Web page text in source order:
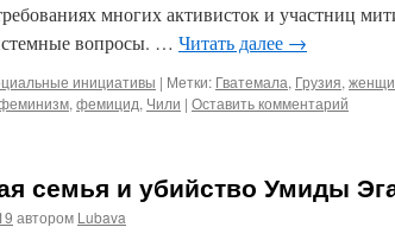
многих активисток и участниц
вопросы. … Читать далее →
инициативы | Метки: Гватемала, Грузия,
, фемицид, Чили | Оставить комментарий
семья и убийство Умиды
автором Lubava